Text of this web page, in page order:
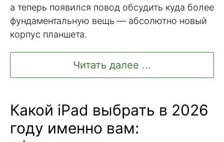
а теперь появился повод обсудить куда более
фундаментальную вещь — абсолютно новый
корпус планшета.
Читать далее ...
Какой iPad выбрать в 2026
году именно вам: